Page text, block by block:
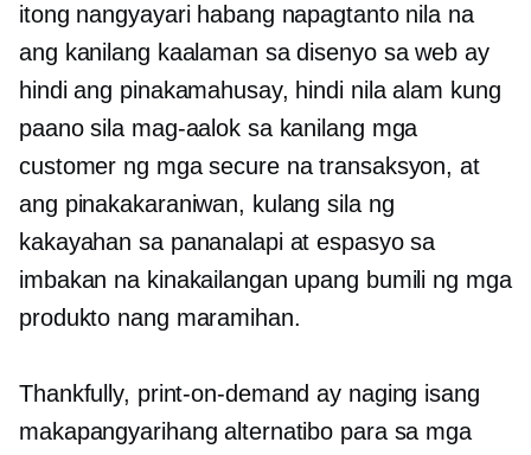
itong nangyayari habang napagtanto nila na
ang kanilang kaalaman sa disenyo sa web ay
hindi ang pinakamahusay, hindi nila alam kung
paano sila mag-aalok sa kanilang mga
customer ng mga secure na transaksyon, at
ang pinakakaraniwan, kulang sila ng
kakayahan sa pananalapi at espasyo sa
imbakan na kinakailangan upang bumili ng mga
produkto nang maramihan.
Thankfully, print-on-demand ay naging isang
makapangyarihang alternatibo para sa mga